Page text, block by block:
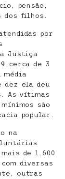
pensão,
dos filhos.
por
Justiça
cerca de 3
média
dez ela deu
As vítimas
são
popular.
na
de 1.600
diversas
outras